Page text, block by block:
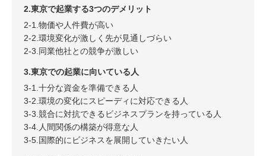
2.東京で起業する3つのデメリット
2-1.物価や人件費が高い
2-2.環境変化が激しく先が見通しづらい
2-3.同業他社との競争が激しい
3.東京での起業に向いている人
3-1.十分な資金を準備できる人
3-2.環境の変化にスピーディに対応できる人
3-3.競合に対抗できるビジネスプランを持っている人
3-4.人間関係の構築が得意な人
3-5.国際的にビジネスを展開していきたい人